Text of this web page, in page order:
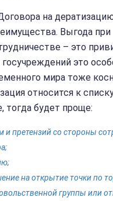
на
Выгода при
– это
это
мира тоже
относится к
тогда будет проще:
и претензий со стороны
на открытие точки по
группы или